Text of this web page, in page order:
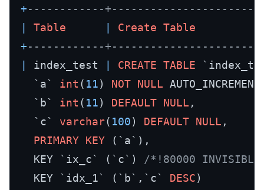
+------------
Table
Create Table
+------------
index_test CREATE TABLE
  `a`
int ( 11) NOT NULL
  `b`
int ( 11) DEFAULT NULL ,
  `c`
varchar( 100) DEFAULT NULL ,
PRIMARY KEY (`a`),
  KEY `ix_c` (`c`)
/*!80000
  KEY `idx_1` (`b`,`c`
DESC)